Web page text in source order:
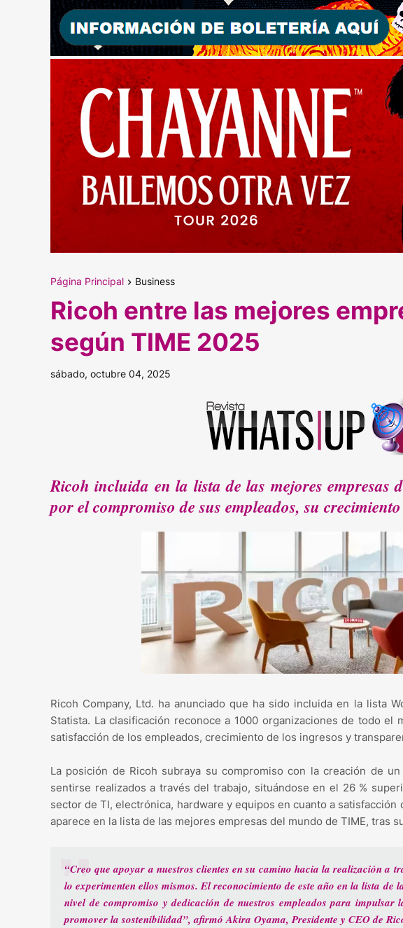
Página Principal Business
Ricoh entre las mejores
según TIME 2025
sábado, octubre 04, 2025
Ricoh incluida en la lista de las mejores
por el compromiso de sus empleados, su
Ricoh Company, Ltd. ha anunciado que ha sido incluida en la lista
Statista. La clasificación reconoce a 1000 organizaciones de todo
satisfacción de los empleados, crecimiento de los ingresos y
La posición de Ricoh subraya su compromiso con la creación de
sentirse realizados a través del trabajo, situándose en el 26 %
sector de TI, electrónica, hardware y equipos en cuanto a
aparece en la lista de las mejores empresas del mundo de TIME, tras
“Creo que apoyar a nuestros clientes en su camino hacia la realización a
lo experimenten ellos mismos. El reconocimiento de este año en la lista
nivel de compromiso y dedicación de nuestros empleados para
promover la sostenibilidad”, afirmó Akira Oyama, Presidente y CEO de